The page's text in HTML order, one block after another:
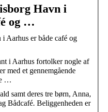
Havn i
og …
Aarhus er både café og
i Aarhus fortolker nogle af
med et gennemgående
…
samt deres tre børn, Anna,
Bådcafé. Beliggenheden er